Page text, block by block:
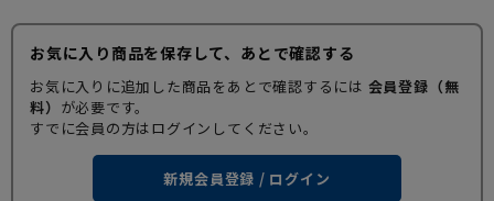
お気に入り商品を保存して、あとで確認する
お気に入りに追加した商品をあとで確認するには 会員登録（無
料） が必要です。
すでに会員の方はログインしてください。
新規会員登録 / ログイン